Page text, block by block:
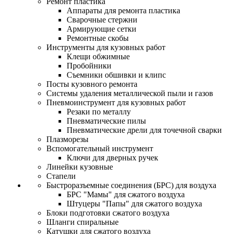
Аппараты для ремонта пластика
Сварочные стержни
Армирующие сетки
Ремонтные скобы
Инструменты для кузовных работ
Клещи обжимные
Пробойники
Съемники обшивки и клипс
Посты кузовного ремонта
Системы удаления металлической пыли и газов
Пневмоинструмент для кузовных работ
Резаки по металлу
Пневматические пилы
Пневматические дрели для точечной сварки
Плазморезы
Вспомогательный инструмент
Ключи для дверных ручек
Линейки кузовные
Стапели
Быстроразъемные соединения (БРС) для воздуха
БРС "Мамы" для сжатого воздуха
Штуцеры "Папы" для сжатого воздуха
Блоки подготовки сжатого воздуха
Шланги спиральные
Катушки для сжатого воздуха